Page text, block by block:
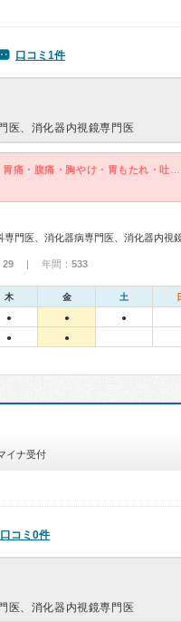
口コミ1件
医、消化器内視鏡専門医
専門医、消化器病専門医、消化器内視
29 | 年間： 533
木 金 土
● ● ●
● ●
イナ受付
口コミ0件
医、消化器内視鏡専門医